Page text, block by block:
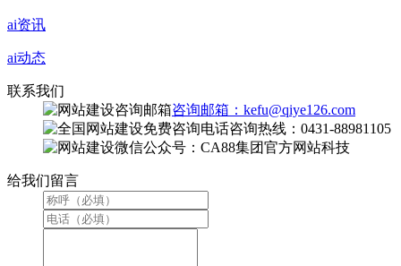
ai资讯
ai动态
联系我们
咨询邮箱：kefu@qiye126.com
咨询热线：0431-88981105
微信公众号：CA88集团官方网站科技
给我们留言